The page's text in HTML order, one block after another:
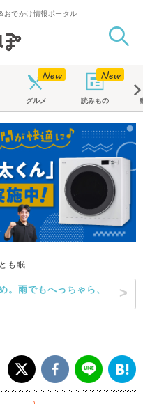
おでかけ情報ポータル
グルメ 読みもの
も眠
雨でもへっちゃら、